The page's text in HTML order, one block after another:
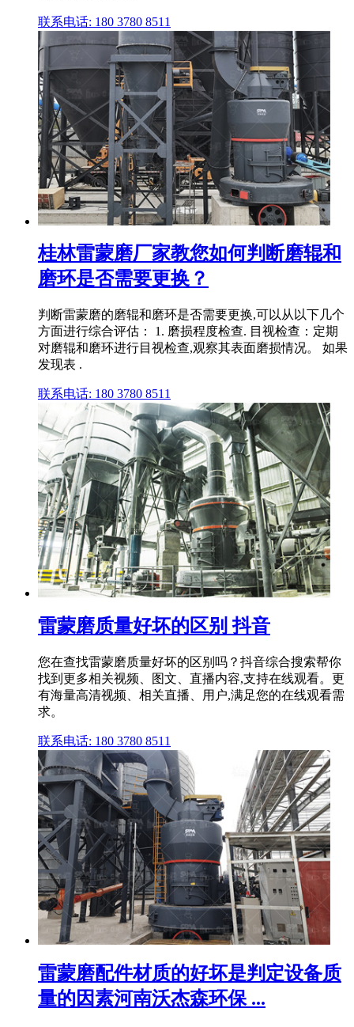
联系电话: 180 3780 8511
桂林雷蒙磨厂家教您如何判断磨辊和
磨环是否需要更换？
判断雷蒙磨的磨辊和磨环是否需要更换,可以从以下几个
方面进行综合评估： 1. 磨损程度检查. 目视检查：定期
对磨辊和磨环进行目视检查,观察其表面磨损情况。 如果
发现表 .
联系电话: 180 3780 8511
雷蒙磨质量好坏的区别 抖音
您在查找雷蒙磨质量好坏的区别吗？抖音综合搜索帮你
找到更多相关视频、图文、直播内容,支持在线观看。更
有海量高清视频、相关直播、用户,满足您的在线观看需
求。
联系电话: 180 3780 8511
雷蒙磨配件材质的好坏是判定设备质
量的因素河南沃杰森环保 ...